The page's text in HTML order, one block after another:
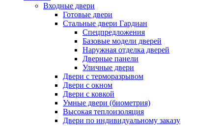
Входные двери
Готовые двери
Стальные двери Гардиан
Спецпредложения
Базовые модели дверей
Наружная отделка дверей
Дверные панели
Уличные двери
Двери с терморазрывом
Двери с окном
Двери с ковкой
Умные двери (биометрия)
Высокая теплоизоляция
Двери по индивидуальному заказу